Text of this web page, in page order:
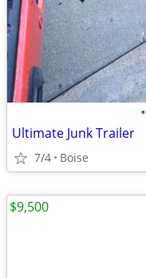
•
Ultimate Junk Trailer
7/4 Boise
$9,500